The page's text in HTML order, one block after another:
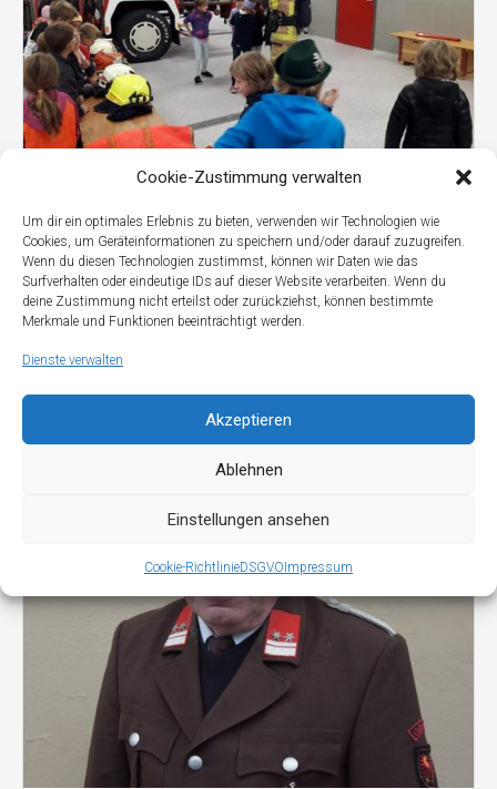
Cookie-Zustimmung verwalten
Um dir ein optimales Erlebnis zu bieten, verwenden wir Technologien wie
Cookies, um Geräteinformationen zu speichern und/oder darauf zuzugreifen.
Wenn du diesen Technologien zustimmst, können wir Daten wie das
Surfverhalten oder eindeutige IDs auf dieser Website verarbeiten. Wenn du
deine Zustimmung nicht erteilst oder zurückziehst, können bestimmte
Merkmale und Funktionen beeinträchtigt werden.
Dienste verwalten
Akzeptieren
Ablehnen
Einstellungen ansehen
Cookie-RichtlinieDSGVO Impressum
Blaulichttag der Volksschule Oberau